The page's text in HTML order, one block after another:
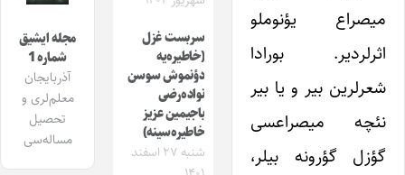
میصراع یؤنوملو
اثرلردیر. بورادا
شعرلرین بیر و یا بیر
نئچه میصراعسی
گؤزل گؤرونه بیلر،
سربست غزل
(خاطیره‌یه
دؤنموش سوسن
نواده‌رضی
باجیمین عزیز
خاطیره‌سینه)
شنبه ۲۷ اسفند
مجله ایشیق
شماره 1
آذربایجان
معلم‌لری و
تحصیل
مساله‌سی